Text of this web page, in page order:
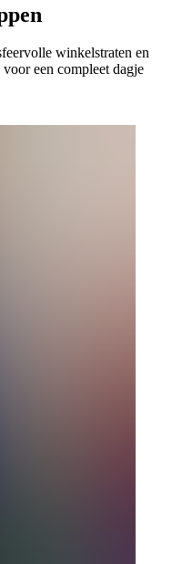
winkelstraten en
een compleet dagje